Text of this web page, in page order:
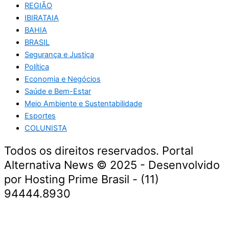
REGIÃO
IBIRATAIA
BAHIA
BRASIL
Segurança e Justiça
Política
Economia e Negócios
Saúde e Bem-Estar
Meio Ambiente e Sustentabilidade
Esportes
COLUNISTA
Todos os direitos reservados. Portal
Alternativa News © 2025 - Desenvolvido
por Hosting Prime Brasil - (11)
94444.8930